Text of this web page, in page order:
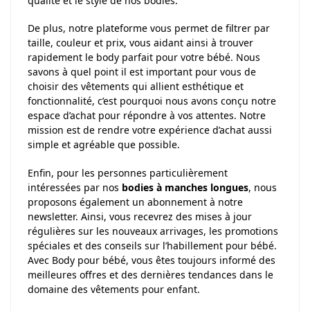
De plus, notre plateforme vous permet de filtrer par
taille, couleur et prix, vous aidant ainsi à trouver
rapidement le body parfait pour votre bébé. Nous
savons à quel point il est important pour vous de
choisir des vêtements qui allient esthétique et
fonctionnalité, c’est pourquoi nous avons conçu notre
espace d’achat pour répondre à vos attentes. Notre
mission est de rendre votre expérience d’achat aussi
simple et agréable que possible.
Enfin, pour les personnes particulièrement
intéressées par nos bodies à manches longues, nous
proposons également un abonnement à notre
newsletter. Ainsi, vous recevrez des mises à jour
régulières sur les nouveaux arrivages, les promotions
spéciales et des conseils sur l’habillement pour bébé.
Avec Body pour bébé, vous êtes toujours informé des
meilleures offres et des dernières tendances dans le
domaine des vêtements pour enfant.